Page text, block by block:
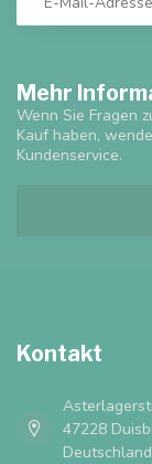
Mehr
Wenn Sie Fragen
Kauf haben,
Kundenservice.
Kontakt
47228
Deutschland